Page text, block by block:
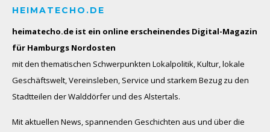
HEIMATECHO.DE
heimatecho.de ist ein online erscheinendes Digital-Magazin
für Hamburgs Nordosten
mit den thematischen Schwerpunkten Lokalpolitik, Kultur, lokale
Geschäftswelt, Vereinsleben, Service und starkem Bezug zu den
Stadtteilen der Walddörfer und des Alstertals.
Mit aktuellen News, spannenden Geschichten aus und über die